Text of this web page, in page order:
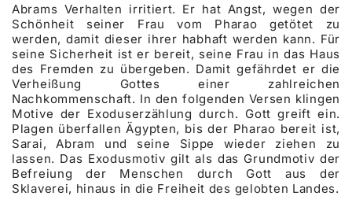
Abrams Verhalten irritiert. Er hat Angst, wegen der
Schönheit seiner Frau vom Pharao getötet zu
werden, damit dieser ihrer habhaft werden kann. Für
seine Sicherheit ist er bereit, seine Frau in das Haus
des Fremden zu übergeben. Damit gefährdet er die
Verheißung Gottes einer zahlreichen
Nachkommenschaft. In den folgenden Versen klingen
Motive der Exoduserzählung durch. Gott greift ein.
Plagen überfallen Ägypten, bis der Pharao bereit ist,
Sarai, Abram und seine Sippe wieder ziehen zu
lassen. Das Exodusmotiv gilt als das Grundmotiv der
Befreiung der Menschen durch Gott aus der
Sklaverei, hinaus in die Freiheit des gelobten Landes.